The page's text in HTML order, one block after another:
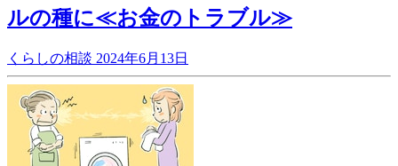
ルの種に≪お金のトラブル≫
くらしの相談 2024年6月13日